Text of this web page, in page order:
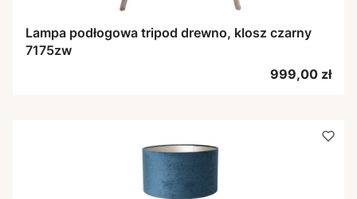
Lampa podłogowa tripod drewno, klosz czarny
7175zw
Cena
999,00 zł